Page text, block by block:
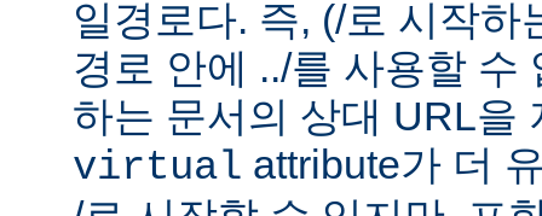
일경로다. 즉, (/로 시작하
경로 안에 ../를 사용할 수
하는 문서의 상대 URL을
virtual attribute가 더